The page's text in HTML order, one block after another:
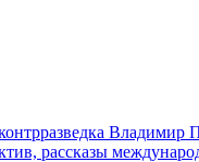
Владимир
рассказы